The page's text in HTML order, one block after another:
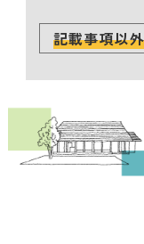
記載事項以